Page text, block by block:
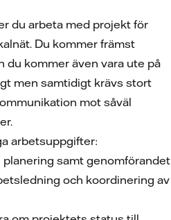
du arbeta med projekt för
Du kommer främst
du kommer även vara ute på
men samtidigt krävs stort
mot såväl
arbetsuppgifter:
planering samt genomförandet
och koordinering av